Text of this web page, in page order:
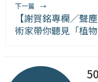
下一篇 →
【謝賀銘專欄／聲
術家帶你聽見「植物